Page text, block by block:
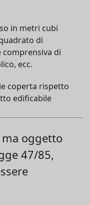
in metri cubi
di
di
ecc.
coperta rispetto
edificabile
oggetto
47/85,